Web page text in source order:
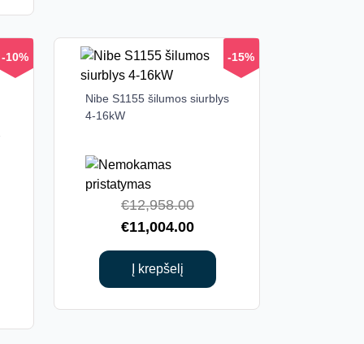
-10% -15%
Nibe S1155 šilumos siurblys
4-16kW
€12,958.00Original
price
was:
€11,004.00Current
price
€11,004.00.
Į krepšelį